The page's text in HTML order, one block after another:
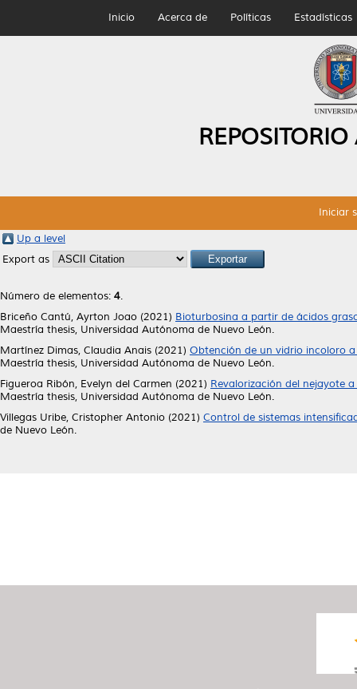
Inicio Acerca de Políticas Estadísticas
Iniciar
Up a level
Export as
Número de elementos: 4.
Briceño Cantú, Ayrton Joao (2021) Bioturbosina a partir de ácidos
Maestría thesis, Universidad Autónoma de Nuevo León.
Martínez Dimas, Claudia Anais (2021) Obtención de un vidrio incoloro
Maestría thesis, Universidad Autónoma de Nuevo León.
Figueroa Ribón, Evelyn del Carmen (2021) Revalorización del nejayote
Maestría thesis, Universidad Autónoma de Nuevo León.
Villegas Uribe, Cristopher Antonio (2021) Control de sistemas
de Nuevo León.